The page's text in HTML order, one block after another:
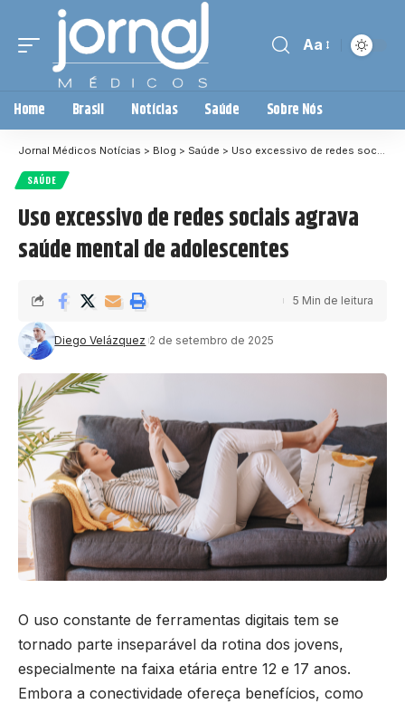
Aa
Home Brasil Notícias Saúde Sobre Nós
Jornal Médicos Notícias > Blog > Saúde > Uso excessivo de redes sociais agrava saúde mental de adolescentes
SAÚDE
Uso excessivo de redes sociais agrava
saúde mental de adolescentes
Diego Velázquez 2 de setembro de 2025
5 Min de leitura
O uso constante de ferramentas digitais tem se
tornado parte inseparável da rotina dos jovens,
especialmente na faixa etária entre 12 e 17 anos.
Embora a conectividade ofereça benefícios, como